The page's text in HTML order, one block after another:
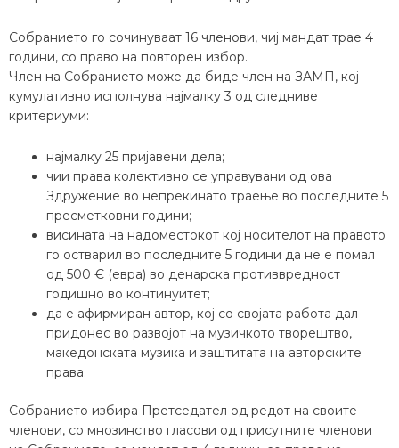
Собранието го сочинуваат 16 членови, чиј мандат трае 4
години, со право на повторен избор.
Член на Собранието може да биде член на ЗАМП, кој
кумулативно исполнува најмалку 3 од следниве
критериуми:
најмалку 25 пријавени дела;
чии права колективно се управувани од ова
Здружение во непрекинато траење во последните 5
пресметковни години;
висината на надоместокот кој носителот на правото
го остварил во последните 5 години да не е помал
од 500 € (евра) во денарска противвредност
годишно во континуитет;
да е афирмиран автор, кој со својата работа дал
придонес во развојот на музичкото творештво,
македонската музика и заштитата на авторските
права.
Собранието избира Претседател од редот на своите
членови, со мнозинство гласови од присутните членови